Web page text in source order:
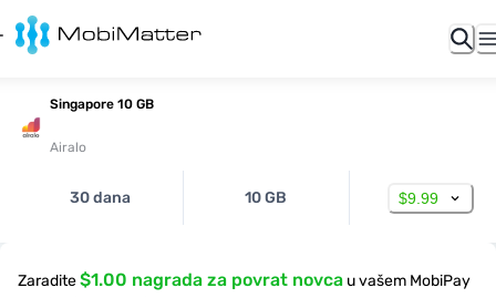
Singapore 10 GB
Airalo
30 dana 10 GB $9.99
Zaradite$1.00 nagrada za povrat novca u vašem MobiPay